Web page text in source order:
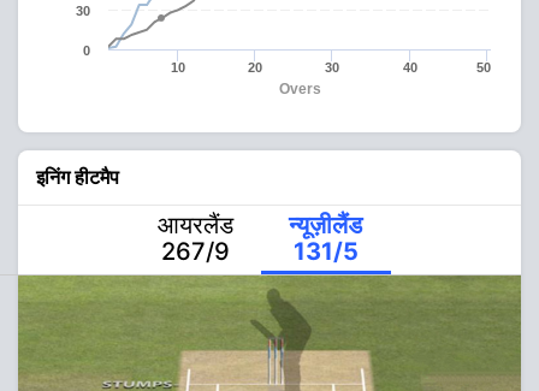
Overs
10 20 30 40 50
0
30
इनिंग हीटमैप
आयरलैंड
267/9
न्यूज़ीलैंड
131/5